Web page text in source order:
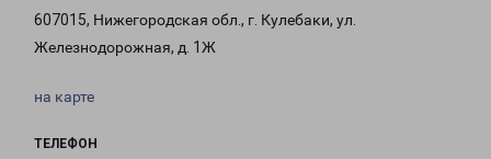
607015, Нижегородская обл., г. Кулебаки, ул.
Железнодорожная, д. 1Ж
на карте
ТЕЛЕФОН